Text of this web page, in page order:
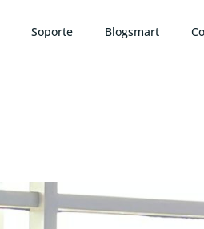
Soporte Blogsmart